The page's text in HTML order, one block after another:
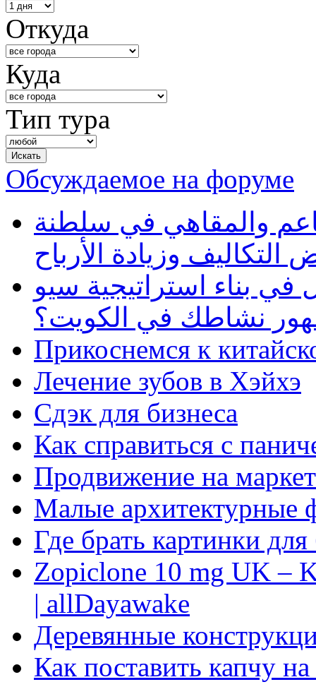
Откуда
Куда
Тип тура
Обсуждаемое на форуме
والمقاهي في سلطنة
وزيادة الأرباح
بناء استراتيجية سيو
نشاطك في الكويت؟
Прикоснемся к
Лечение зубов в Хэйхэ
Сдэк для бизнеса
Как справиться с
Продвижение на
Малые архитектурные
Где брать картинки
Zopiclone 10 mg UK –
| allDayawake
Деревянные
Как поставить капчу